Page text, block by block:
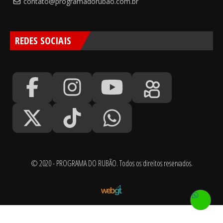
REDES SOCIAIS
© 2020 - PROGRAMA DO RUBÃO. Todos os direitos reservados.